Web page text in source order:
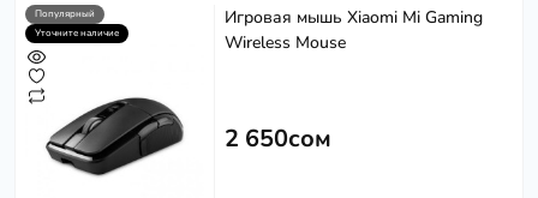
Популярный
Уточните наличие
Игровая мышь Xiaomi Mi Gaming
Wireless Mouse
2 650сом